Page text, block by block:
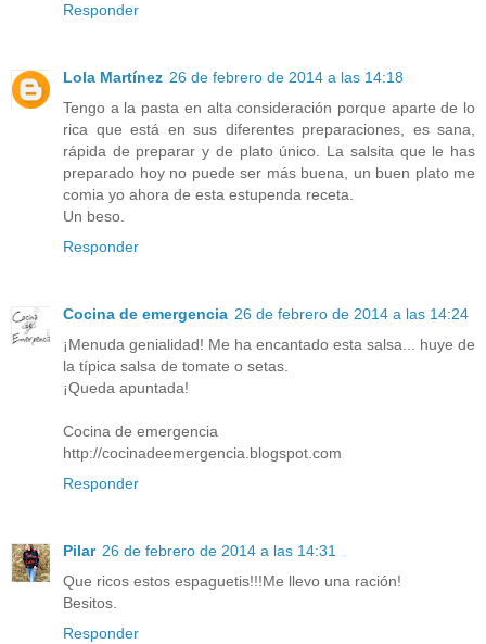
Responder
Lola Martínez 26 de febrero de 2014 a las 14:18
Tengo a la pasta en alta consideración porque aparte de lo
rica que está en sus diferentes preparaciones, es sana,
rápida de preparar y de plato único. La salsita que le has
preparado hoy no puede ser más buena, un buen plato me
comia yo ahora de esta estupenda receta.
Un beso.
Responder
Cocina de emergencia 26 de febrero de 2014 a las 14:24
¡Menuda genialidad! Me ha encantado esta salsa... huye de
la típica salsa de tomate o setas.
¡Queda apuntada!
Cocina de emergencia
http://cocinadeemergencia.blogspot.com
Responder
Pilar 26 de febrero de 2014 a las 14:31
Que ricos estos espaguetis!!!Me llevo una ración!
Besitos.
Responder